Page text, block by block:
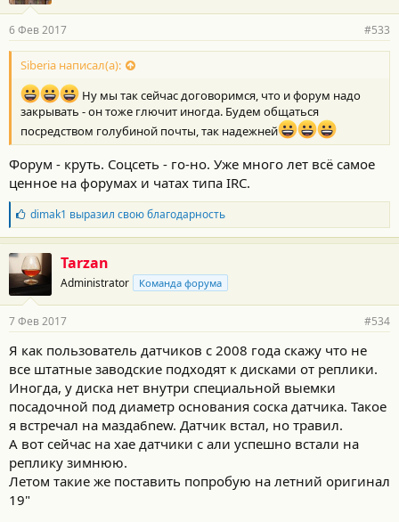
6 Фев 2017 #533
Siberia написал(а):
Ну мы так сейчас договоримся, что и форум надо
закрывать - он тоже глючит иногда. Будем общаться
посредством голубиной почты, так надежней
Форум - круть. Соцсеть - го-но. Уже много лет всё самое
ценное на форумах и чатах типа IRC.
Б
л
а
г
о
д
а
н
с
т
и
dimak1 выразил свою благодарность
Tarzan
Administrator Команда форума
7 Фев 2017 #534
Я как пользователь датчиков с 2008 года скажу что не
все штатные заводские подходят к дисками от реплики.
Иногда, у диска нет внутри специальной выемки
посадочной под диаметр основания соска датчика. Такое
я встречал на мазда6new. Датчик встал, но травил.
А вот сейчас на хае датчики с али успешно встали на
реплику зимнюю.
Летом такие же поставить попробую на летний оригинал
19"